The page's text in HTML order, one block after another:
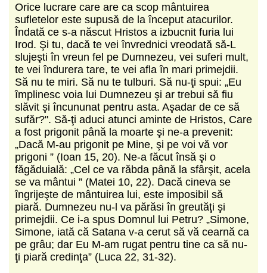
Orice lucrare care are ca scop mântuirea
sufletelor este supusă de la început atacurilor.
Îndată ce s-a născut Hristos a izbucnit furia lui
Irod. Şi tu, dacă te vei învrednici vreodată să-L
slujeşti în vreun fel pe Dumnezeu, vei suferi mult,
te vei îndurera tare, te vei afla în mari primejdii.
Să nu te miri. Să nu te tulburi. Să nu-ţi spui: „Eu
împlinesc voia lui Dumnezeu şi ar trebui să fiu
slăvit şi încununat pentru asta. Aşadar de ce să
sufăr?". Să-ţi aduci atunci aminte de Hristos, Care
a fost prigonit până la moarte şi ne-a prevenit:
„Dacă M-au prigonit pe Mine, şi pe voi vă vor
prigoni ” (Ioan 15, 20). Ne-a făcut însă şi o
făgăduială: „Cel ce va răbda până la sfârşit, acela
se va mântui ” (Matei 10, 22). Dacă cineva se
îngrijeşte de mântuirea lui, este imposibil să
piară. Dumnezeu nu-l va părăsi în greutăţi şi
primejdii. Ce i-a spus Domnul lui Petru? „Simone,
Simone, iată că Satana v-a cerut să vă cearnă ca
pe grâu; dar Eu M-am rugat pentru tine ca să nu-
ţi piară credinţa” (Luca 22, 31-32).